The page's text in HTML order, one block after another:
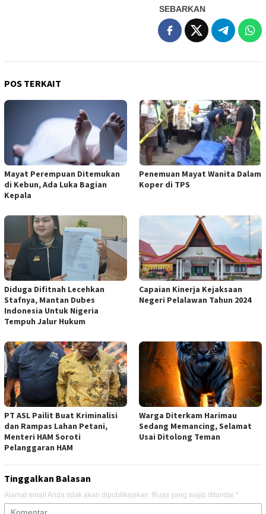
SEBARKAN
POS TERKAIT
Mayat Perempuan Ditemukan
di Kebun, Ada Luka Bagian
Kepala
Penemuan Mayat Wanita Dalam
Koper di TPS
Diduga Difitnah Lecehkan
Stafnya, Mantan Dubes
Indonesia Untuk Nigeria
Tempuh Jalur Hukum
Capaian Kinerja Kejaksaan
Negeri Pelalawan Tahun 2024
PT ASL Pailit Buat Kriminalisi
dan Rampas Lahan Petani,
Menteri HAM Soroti
Pelanggaran HAM
Warga Diterkam Harimau
Sedang Memancing, Selamat
Usai Ditolong Teman
Tinggalkan Balasan
Alamat email Anda tidak akan dipublikasikan. Ruas yang wajib ditandai *